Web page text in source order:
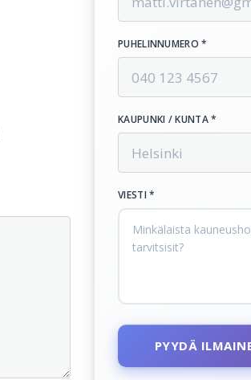
PUHELINNUMERO *
KAUPUNKI / KUNTA *
VIESTI *
PYYDÄ